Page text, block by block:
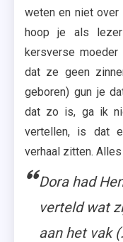
weten en niet over
hoop je als
kersverse moeder
dat ze geen
geboren) gun je
dat zo is, ga ik
vertellen, is dat
verhaal zitten.
Dora had
verteld wat
aan het vak